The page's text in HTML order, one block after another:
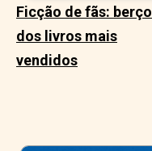
Ficção de fãs: berço
dos livros mais
vendidos